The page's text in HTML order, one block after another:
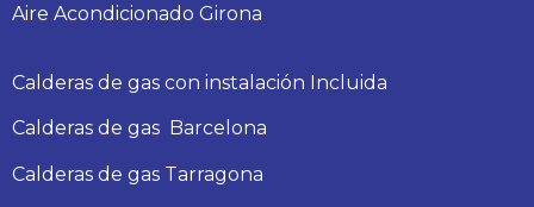
Aire Acondicionado Girona
Calderas de gas con instalación Incluida
Calderas de gas Barcelona
Calderas de gas Tarragona